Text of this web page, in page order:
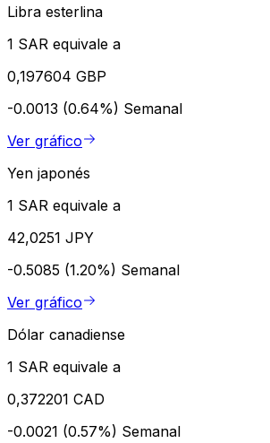
Libra esterlina
1 SAR equivale a
0,197604 GBP
-0.0013 (0.64%) Semanal
Ver gráfico
Yen japonés
1 SAR equivale a
42,0251 JPY
-0.5085 (1.20%) Semanal
Ver gráfico
Dólar canadiense
1 SAR equivale a
0,372201 CAD
-0.0021 (0.57%) Semanal